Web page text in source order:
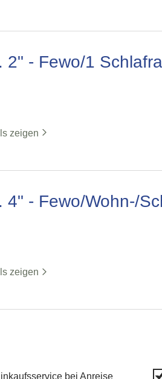
2" - Fewo/1
zeigen
4" - Fewo/Wohn-/
zeigen
bei Anreise